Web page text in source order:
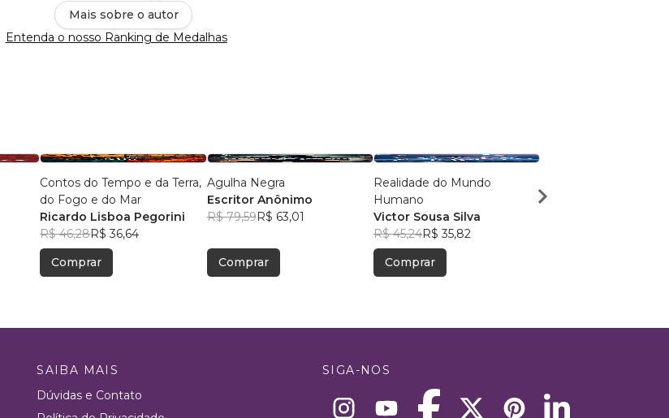
Mais sobre o autor
Entenda o nosso Ranking de Medalhas
Contos do Tempo e da Terra,
do Fogo e do Mar
Ricardo Lisboa Pegorini
R$ 46,28R$ 36,64
Comprar
Agulha Negra
Escritor Anônimo
R$ 79,59R$ 63,01
Comprar
Realidade do Mundo
Humano
Victor Sousa Silva
R$ 45,24R$ 35,82
Comprar
Victor Sousa Silva
SAIBA MAIS
Dúvidas e Contato
SIGA-NOS